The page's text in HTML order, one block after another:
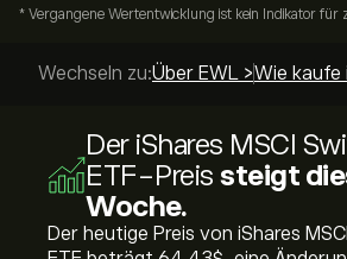
* Vergangene Wertentwicklung ist kein Indikator für
Wechseln zu:Über EWL >Wie kaufe
Der iShares MSCI
ETF-Preis steigt
Woche.
Der heutige Preis von iShares